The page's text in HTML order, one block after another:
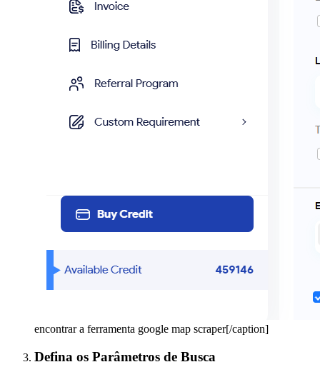
encontrar a ferramenta google map scraper[/caption]
Defina os Parâmetros de Busca